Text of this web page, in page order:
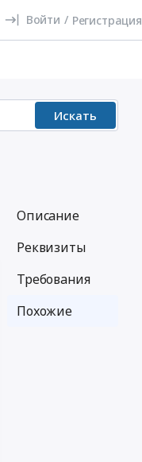
Войти / Регистрация
Искать
Описание
Реквизиты
Требования
Похожие